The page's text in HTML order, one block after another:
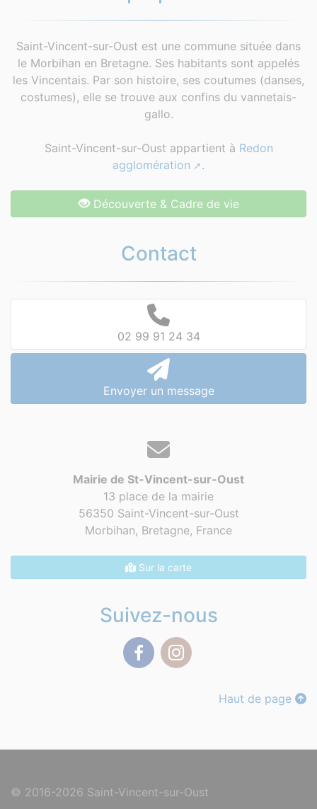
Saint-Vincent-sur-Oust est une commune située dans
le Morbihan en Bretagne. Ses habitants sont appelés
les Vincentais. Par son histoire, ses coutumes (danses,
costumes), elle se trouve aux confins du vannetais-
gallo.
Saint-Vincent-sur-Oust appartient à Redon
agglomération
.
Découverte & Cadre de vie
Contact
02 99 91 24 34
Envoyer un message
Mairie de St-Vincent-sur-Oust
13 place de la mairie
56350 Saint-Vincent-sur-Oust
Morbihan, Bretagne, France
Sur la carte
Suivez-nous
Haut de page
© 2016-2026 Saint-Vincent-sur-Oust